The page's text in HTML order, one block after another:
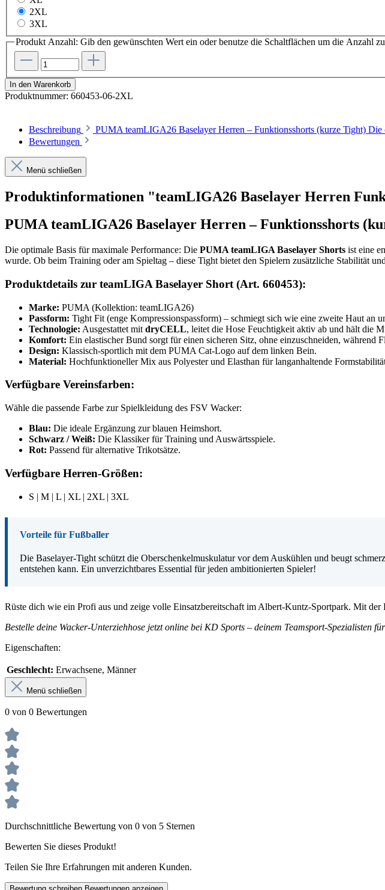
2XL
3XL
Produkt Anzahl: Gib den gewünschten Wert ein oder benutze die Schaltflächen um die Anzahl
In den Warenkorb
Produktnummer: 660453-06-2XL
Beschreibung PUMA teamLIGA26 Baselayer Herren – Funktionsshorts (kurze Tight)
Bewertungen
Menü schließen
Produktinformationen "teamLIGA26 Baselayer Herren
PUMA teamLIGA26 Baselayer Herren – Funktionsshorts
Die optimale Basis für maximale Performance: Die PUMA teamLIGA Baselayer Shorts ist eine
wurde. Ob beim Training oder am Spieltag – diese Tight bietet den Spielern zusätzliche Stabilität
Produktdetails zur teamLIGA Baselayer Short (Art. 660453):
Marke: PUMA (Kollektion: teamLIGA26)
Passform: Tight Fit (enge Kompressionspassform) – schmiegt sich wie eine zweite Haut an
Technologie: Ausgestattet mit dryCELL, leitet die Hose Feuchtigkeit aktiv ab und hält die
Komfort: Ein elastischer Bund sorgt für einen sicheren Sitz, ohne einzuschneiden, während
Design: Klassisch-sportlich mit dem PUMA Cat-Logo auf dem linken Bein.
Material: Hochfunktioneller Mix aus Polyester und Elasthan für langanhaltende
Verfügbare Vereinsfarben:
Wähle die passende Farbe zur Spielkleidung des FSV Wacker:
Blau: Die ideale Ergänzung zur blauen Heimshort.
Schwarz / Weiß: Die Klassiker für Training und Auswärtsspiele.
Rot: Passend für alternative Trikotsätze.
Verfügbare Herren-Größen:
S | M | L | XL | 2XL | 3XL
Vorteile für Fußballer
Die Baselayer-Tight schützt die Oberschenkelmuskulatur vor dem Auskühlen und beugt
entstehen kann. Ein unverzichtbares Essential für jeden ambitionierten Spieler!
Rüste dich wie ein Profi aus und zeige volle Einsatzbereitschaft im Albert-Kuntz-Sportpark. Mit
Bestelle deine Wacker-Unterziehhose jetzt online bei KD Sports – deinem Teamsport-Spezialisten
Eigenschaften:
Geschlecht: Erwachsene, Männer
Menü schließen
0 von 0 Bewertungen
Durchschnittliche Bewertung von 0 von 5 Sternen
Bewerten Sie dieses Produkt!
Teilen Sie Ihre Erfahrungen mit anderen Kunden.